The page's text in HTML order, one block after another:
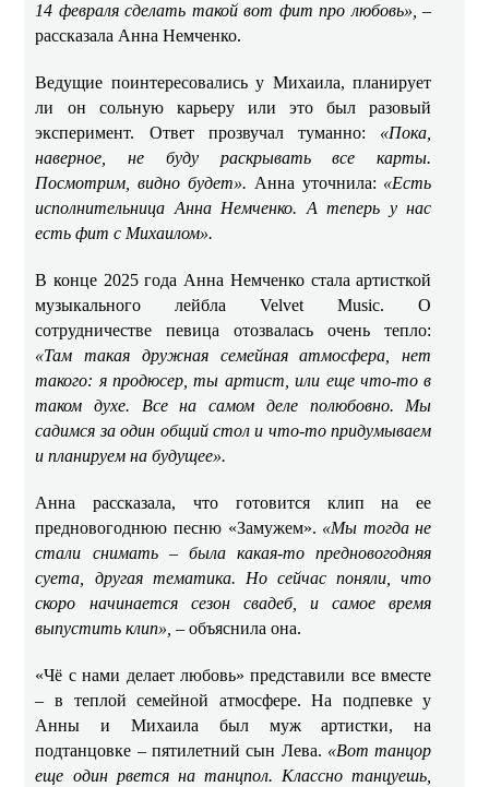
14 февраля сделать такой вот фит про любовь»,–
рассказала Анна Немченко.
Ведущие поинтересовались у Михаила, планирует
ли он сольную карьеру или это был разовый
эксперимент. Ответ прозвучал туманно: «Пока,
наверное, не буду раскрывать все карты.
Посмотрим, видно будет». Анна уточнила: «Есть
исполнительница Анна Немченко. А теперь у нас
есть фит с Михаилом».
В конце 2025 года Анна Немченко стала артисткой
музыкального лейбла Velvet Music. О
сотрудничестве певица отозвалась очень тепло:
«Там такая дружная семейная атмосфера, нет
такого: я продюсер, ты артист, или еще что-то в
таком духе. Все на самом деле полюбовно. Мы
садимся за один общий стол и что-то придумываем
и планируем на будущее».
Анна рассказала, что готовится клип на ее
предновогоднюю песню «Замужем». «Мы тогда не
стали снимать – была какая-то предновогодняя
суета, другая тематика. Но сейчас поняли, что
скоро начинается сезон свадеб, и самое время
выпустить клип», –объяснила она.
«Чё с нами делает любовь» представили все вместе
– в теплой семейной атмосфере. На подпевке у
Анны и Михаила был муж артистки, на
подтанцовке – пятилетний сын Лева. «Вот танцор
еще один рвется на танцпол. Классно танцуешь,